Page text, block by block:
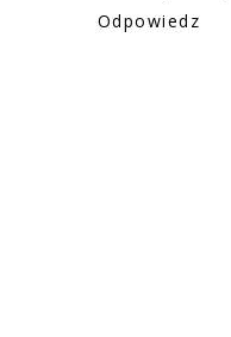
Odpowiedz